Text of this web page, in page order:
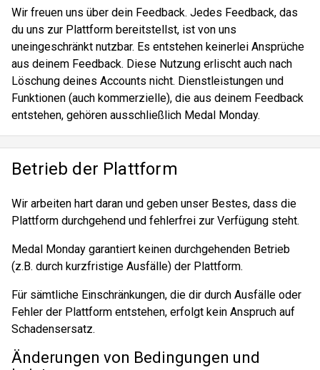
Wir freuen uns über dein Feedback. Jedes Feedback, das
du uns zur Plattform bereitstellst, ist von uns
uneingeschränkt nutzbar. Es entstehen keinerlei Ansprüche
aus deinem Feedback. Diese Nutzung erlischt auch nach
Löschung deines Accounts nicht. Dienstleistungen und
Funktionen (auch kommerzielle), die aus deinem Feedback
entstehen, gehören ausschließlich Medal Monday.
Betrieb der Plattform
Wir arbeiten hart daran und geben unser Bestes, dass die
Plattform durchgehend und fehlerfrei zur Verfügung steht.
Medal Monday garantiert keinen durchgehenden Betrieb
(z.B. durch kurzfristige Ausfälle) der Plattform.
Für sämtliche Einschränkungen, die dir durch Ausfälle oder
Fehler der Plattform entstehen, erfolgt kein Anspruch auf
Schadensersatz.
Änderungen von Bedingungen und